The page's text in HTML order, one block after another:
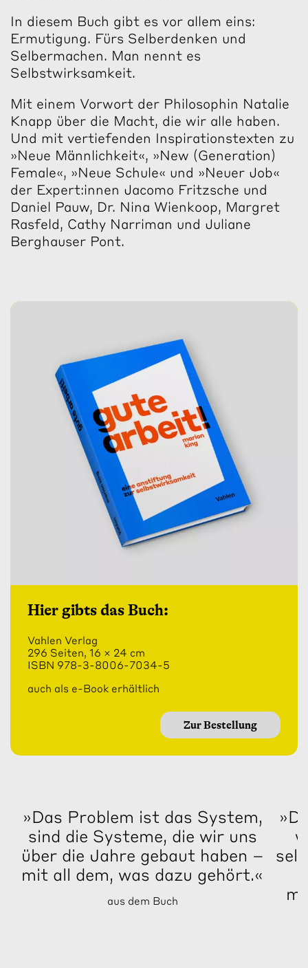
In diesem Buch gibt es vor allem eins:
Ermutigung. Fürs Selberdenken und
Selbermachen. Man nennt es
Selbstwirksamkeit.
Mit einem Vorwort der Philosophin Natalie
Knapp über die Macht, die wir alle haben.
Und mit vertiefenden Inspirationstexten zu
»Neue Männlichkeit«, »New (Generation)
Female«, »Neue Schule« und »Neuer Job«
der Expert:innen Jacomo Fritzsche und
Daniel Pauw, Dr. Nina Wienkoop, Margret
Rasfeld, Cathy Narriman und Juliane
Berghauser Pont.
Hier gibts das Buch:
Vahlen Verlag
296 Seiten, 16 × 24 cm
ISBN 978-3-8006-7034-5
auch als e-Book erhältlich
Zur Bestellung
»Das Problem ist das System,
sind die Systeme, die wir uns
über die Jahre gebaut haben –
mit all dem, was dazu gehört.«
aus dem Buch